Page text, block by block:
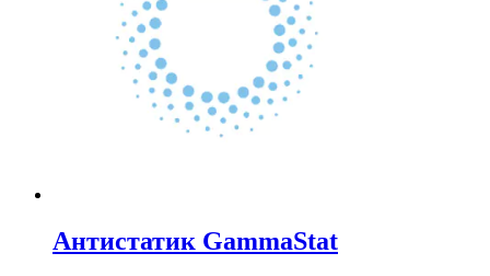
Антистатик GammaStat